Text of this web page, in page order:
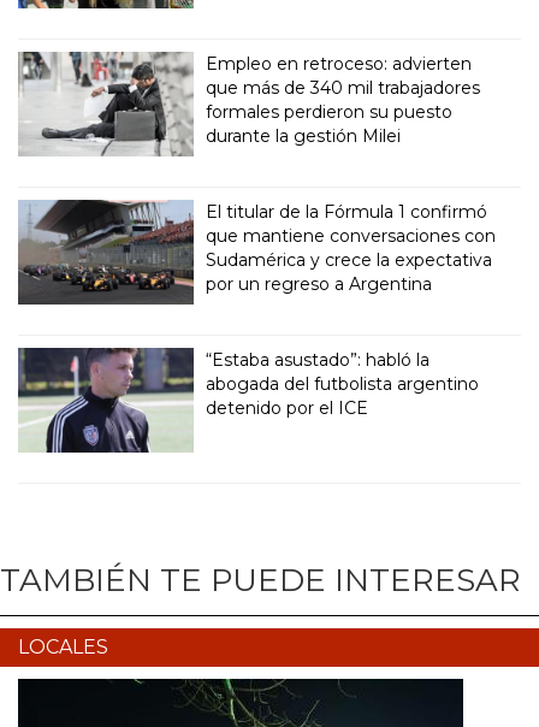
Empleo en retroceso: advierten
que más de 340 mil trabajadores
formales perdieron su puesto
durante la gestión Milei
El titular de la Fórmula 1 confirmó
que mantiene conversaciones con
Sudamérica y crece la expectativa
por un regreso a Argentina
“Estaba asustado”: habló la
abogada del futbolista argentino
detenido por el ICE
TAMBIÉN TE PUEDE INTERESAR
LOCALES